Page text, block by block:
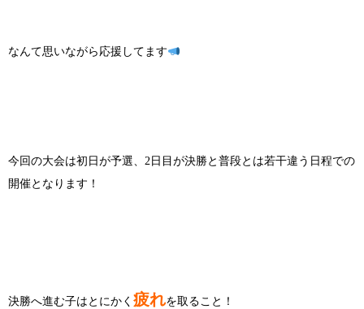
なんて思いながら応援してます
今回の大会は初日が予選、2日目が決勝と普段とは若干違う日程での
開催となります！
決勝へ進む子はとにかく 疲れを取ること！